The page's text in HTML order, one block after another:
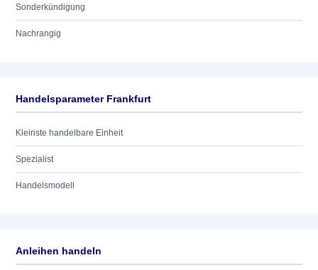
Sonderkündigung
Nachrangig
Handelsparameter Frankfurt
Kleinste handelbare Einheit
Spezialist
Handelsmodell
Anleihen handeln